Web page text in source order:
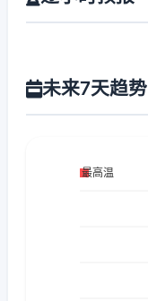
未来7天趋势